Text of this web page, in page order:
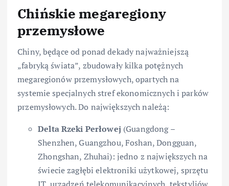
Chińskie megaregiony
przemysłowe
Chiny, będące od ponad dekady najważniejszą
„fabryką świata”, zbudowały kilka potężnych
megaregionów przemysłowych, opartych na
systemie specjalnych stref ekonomicznych i parków
przemysłowych. Do największych należą:
Delta Rzeki Perłowej (Guangdong –
Shenzhen, Guangzhou, Foshan, Dongguan,
Zhongshan, Zhuhai): jedno z największych na
świecie zagłębi elektroniki użytkowej, sprzętu